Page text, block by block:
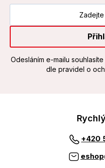
Odesláním e-mailu souhlasíte
dle pravidel o
+420